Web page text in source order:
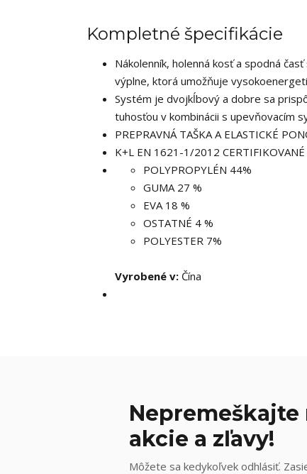
Kompletné špecifikácie
Nákolenník, holenná kosť a spodná
výplne, ktorá umožňuje
Systém je dvojkĺbový a dobre sa
tuhosťou v kombinácii s upevňovacím
PREPRAVNÁ TAŠKA A ELASTICKÉ
K+L EN 1621-1/2012 CERTIFIKOVANÉ
POLYPROPYLÉN 44%
GUMA 27 %
EVA 18 %
OSTATNÉ 4 %
POLYESTER 7%
Vyrobené v: Čína
Nepremeškajte
akcie a zľavy!
Môžete sa kedykoľvek odhlásiť.